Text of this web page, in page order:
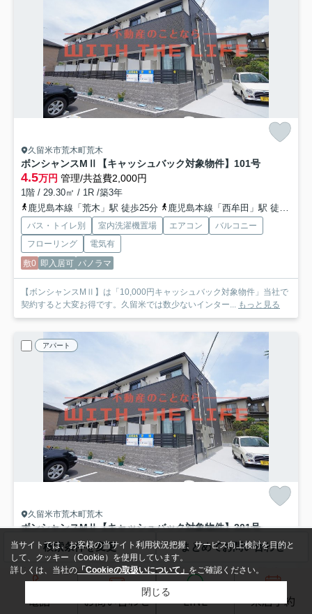
久留米市荒木町荒木
ボンシャンスMⅡ【キャッシュバック対象物件】 101号
4.5万円 管理/共益費2,000円
1階 / 29.30㎡ / 1R /築3年
鹿児島本線「荒木」駅 徒歩25分
鹿児島本線「西牟田」駅 徒歩36分
バス・トイレ別 室内洗濯機置場 エアコン
バルコニー
フローリング
電気有
敷0 即入居可 パノラマ
【ボンシャンスMⅡ】は「10,000円キャッシュバック対象物件」当社で
契約すると大変お得です。久留米では数少ないインター...
もっと見る
アパート
久留米市荒木町荒木
ボンシャンスMⅡ【キャッシュバック対象物件】201号
4.5 万円管理/共益費2,000円
2階 / 29.30㎡ / 1R /築3年
鹿児島本線「荒木」駅 徒歩25分
鹿児島本線「西牟田」駅 徒歩36分
室内洗濯機置場
フローリング
電気有
検索条件を変更 まとめてお問い合わせ
電話 お問い合わせ LINE 来店予約
当サイトでは、お客様の当サイト利用状況把握、サービス向上検討を目的と
して、クッキー（Cookie）を使用しています。
詳しくは、当社の 「Cookieの取扱いについて」 をご確認ください。
閉じる